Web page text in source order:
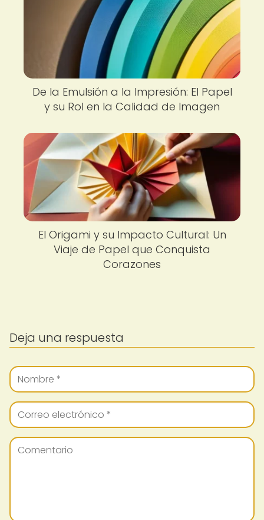
De la Emulsión a la Impresión: El Papel
y su Rol en la Calidad de Imagen
El Origami y su Impacto Cultural: Un
Viaje de Papel que Conquista
Corazones
Deja una respuesta